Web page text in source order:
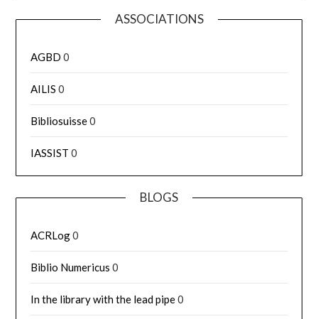
ASSOCIATIONS
AGBD 0
AILIS 0
Bibliosuisse0
IASSIST 0
BLOGS
ACRLog0
Biblio Numericus 0
In the library with the lead pipe0